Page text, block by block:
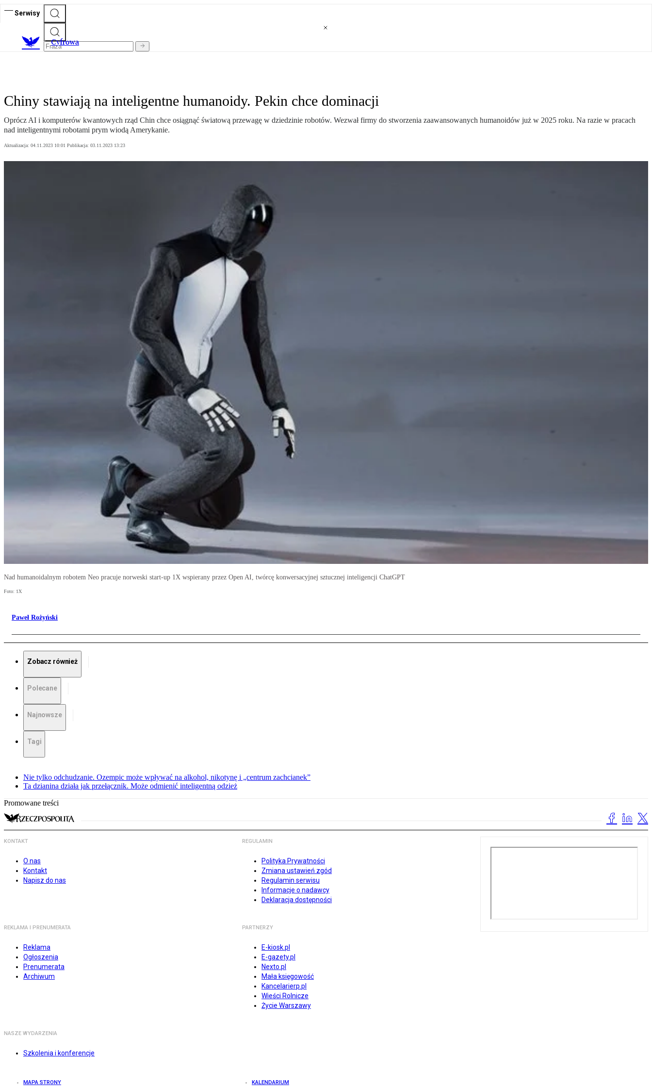
Serwisy
Cyfrowa
Chiny stawiają na inteligentne humanoidy. Pekin chce dominacji
Oprócz AI i komputerów kwantowych rząd Chin chce osiągnąć światową przewagę w dziedzinie robotów. Wezwał firmy do stworzenia zaawansowanych humanoidów już w 2025 roku. Na razie w pracach
nad inteligentnymi robotami prym wiodą Amerykanie.
Aktualizacja: 04.11.2023 10:01 Publikacja: 03.11.2023 13:23
Nad humanoidalnym robotem Neo pracuje norweski start-up 1X wspierany przez Open AI, twórcę konwersacyjnej sztucznej inteligencji ChatGPT
Foto: 1X
Paweł Rożyński
Zobacz również
Polecane
Najnowsze
Tagi
Nie tylko odchudzanie. Ozempic może wpływać na alkohol, nikotynę i „centrum zachcianek”
Ta dzianina działa jak przełącznik. Może odmienić inteligentną odzież
Promowane treści
KONTAKT
O nas
Kontakt
Napisz do nas
REGULAMIN
Polityka Prywatności
Zmiana ustawień zgód
Regulamin serwisu
Informacje o nadawcy
Deklaracja dostępności
REKLAMA I PRENUMERATA
Reklama
Ogłoszenia
Prenumerata
Archiwum
PARTNERZY
E-kiosk.pl
E-gazety.pl
Nexto.pl
Mała księgowość
Kancelarierp.pl
Wieści Rolnicze
Życie Warszawy
NASZE WYDARZENIA
Szkolenia i konferencje
MAPA STRONY KALENDARIUM